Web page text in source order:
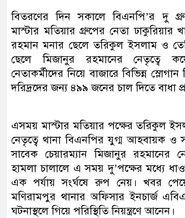
বিতরণের দিন সকালে বিএনপি’র দু
মাস্টার মতিয়ার গ্রুপের নেতা ঢাকুরিয়ার
রহমান মনার ছেলে তরিকুল ইসলাম ও
ছেলে মিজানুর রহমানের নেতৃত্বে
নেতাকর্মীদের নিয়ে বাজারে বিভিন্ন
দরিদ্রদের জন্য ৪৯৯ জনের চাল দিতে বাধা
এসময় মাস্টার মতিয়ার পক্ষের তরিকুল
নেতৃত্বে থানা বিএনপির যুগ্ম আহবায়ক ও
সাবেক চেয়ারম্যান মিজানুর রহমানের
হামলা চালালে এ সময় দু’পক্ষের মধ্যে
এক পর্যায় সংর্ঘষে রুপ নেয়। খবর
মণিরামপুর থানার অফিসার ইনচার্জ
ঘটনাস্থলে গিয়ে পরিস্থিতি নিয়ন্ত্রণে আনেন।